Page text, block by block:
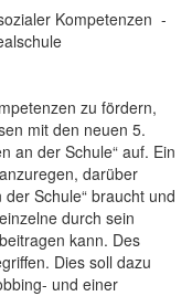
Kompetenzen -
zu fördern,
mit den neuen 5.
an der Schule“ auf. Ein
darüber
Schule“ braucht und
durch sein
kann. Des
Dies soll dazu
und einer